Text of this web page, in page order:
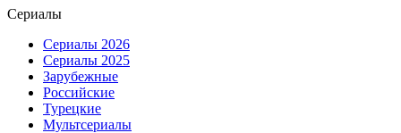
Сериалы
Сериалы 2026
Сериалы 2025
Зарубежные
Российские
Турецкие
Мультсериалы